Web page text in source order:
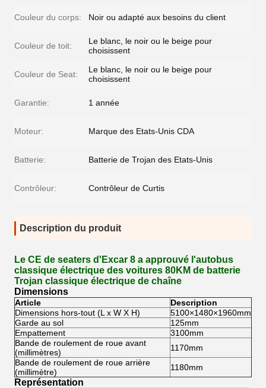
Couleur du corps: Noir ou adapté aux besoins du client
Couleur de toit:
Le blanc, le noir ou le beige pour
choisissent
Couleur de Seat:
Le blanc, le noir ou le beige pour
choisissent
Garantie: 1 année
Moteur: Marque des Etats-Unis CDA
Batterie: Batterie de Trojan des Etats-Unis
Contrôleur: Contrôleur de Curtis
Description du produit
Le CE de seaters d'Excar 8 a approuvé l'autobus
classique électrique des voitures 80KM de batterie
Trojan classique électrique de chaîne
Dimensions
Article
Description
Dimensions hors-tout (L x W X H)
5100×1480×1960mm
Garde au sol
125mm
Empattement
3100mm
Bande de roulement de roue avant
(millimètres)
1170mm
Bande de roulement de roue arrière
(millimètre)
1180mm
Représentation